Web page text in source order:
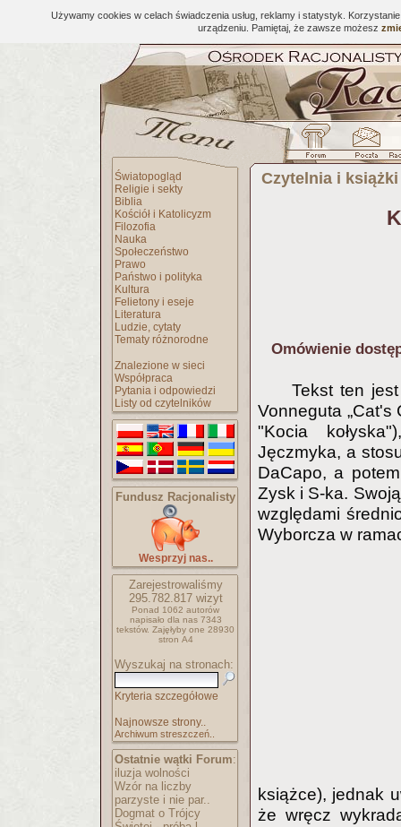
Używamy cookies w celach świadczenia usług, reklamy i statystyk.
urządzeniu. Pamiętaj, że zawsze możesz
Światopogląd
Religie i sekty
Biblia
Kościół i Katolicyzm
Filozofia
Nauka
Społeczeństwo
Prawo
Państwo i polityka
Kultura
Felietony i eseje
Literatura
Ludzie, cytaty
Tematy różnorodne
Znalezione w sieci
Współpraca
Pytania i odpowiedzi
Listy od czytelników
Fundusz Racjonalisty
Wesprzyj nas..
Zarejestrowaliśmy
295.782.817wizyt
Ponad 1062 autorów
napisało dla nas 7343
tekstów. Zajęłyby one 28930
stron A4
Wyszukaj na stronach:
Kryteria szczegółowe
Najnowsze strony..
Archiwum streszczeń..
Ostatnie wątki Forum:
iluzja wolności
Wzór na liczby
parzyste i nie par..
Dogmat o Trójcy
Czytelnia i książki
Omówienie
Tekst ten
Vonneguta „Cat's
"Kocia
Jęczmyka, a
DaCapo, a
Zysk i S-ka.
względami
Wyborcza w
książce), jednak
że wręcz